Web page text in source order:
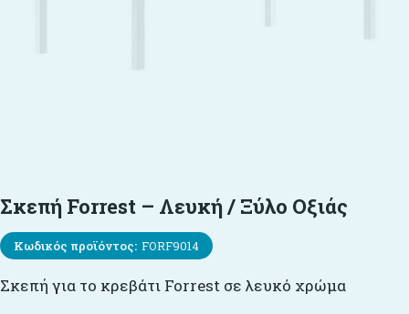
Σκεπή Forrest – Λευκή / Ξύλο Οξιάς
Κωδικός προϊόντος: FORF9014
Σκεπή για το κρεβάτι Forrest σε λευκό χρώμα